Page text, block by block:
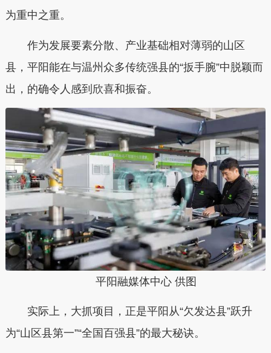
为重中之重。
作为发展要素分散、产业基础相对薄弱的山区
县，平阳能在与温州众多传统强县的“扳手腕”中脱颖而
出，的确令人感到欣喜和振奋。
平阳融媒体中心 供图
实际上，大抓项目，正是平阳从“欠发达县”跃升
为“山区县第一”“全国百强县”的最大秘诀。